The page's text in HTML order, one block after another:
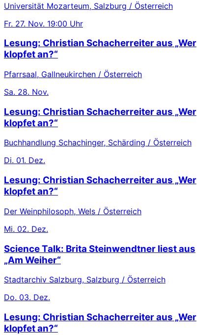
Universität Mozarteum, Salzburg / Österreich
Fr. 27. Nov. 19:00 Uhr
Lesung: Christian Schacherreiter aus „Wer
klopfet an?“
Pfarrsaal, Gallneukirchen / Österreich
Sa. 28. Nov.
Lesung: Christian Schacherreiter aus „Wer
klopfet an?“
Buchhandlung Schachinger, Schärding / Österreich
Di. 01. Dez.
Lesung: Christian Schacherreiter aus „Wer
klopfet an?“
Der Weinphilosoph, Wels / Österreich
Mi. 02. Dez.
Science Talk: Brita Steinwendtner liest aus
„Am Weiher“
Stadtarchiv Salzburg, Salzburg / Österreich
Do. 03. Dez.
Lesung: Christian Schacherreiter aus „Wer
klopfet an?“